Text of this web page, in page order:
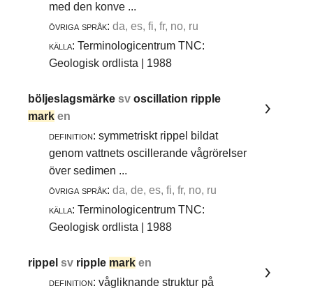
med den konve ...
övriga språk: da, es, fi, fr, no, ru
källa: Terminologicentrum TNC:
Geologisk ordlista | 1988
böljeslagsmärkesvoscillation ripple
mark en
definition: symmetriskt rippel bildat
genom vattnets oscillerande vågrörelser
över sedimen ...
övriga språk: da, de, es, fi, fr, no, ru
källa: Terminologicentrum TNC:
Geologisk ordlista | 1988
rippelsv ripple mark en
definition: vågliknande struktur på